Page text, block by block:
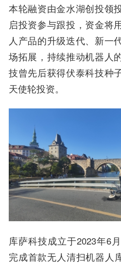
本轮融资由金水湖创投领
启投资参与跟投，资金将
人产品的升级迭代、新一
场拓展，持续推动机器人
技曾先后获得伏泰科技种
天使轮投资。
库萨科技成立于2023年6
完成首款无人清扫机器人